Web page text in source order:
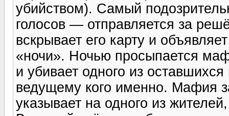
убийством). Самый
голосов — отправляется за
вскрывает его карту и
«ночи». Ночью просыпается
и убивает одного из
ведущему кого именно. Мафия
указывает на одного из